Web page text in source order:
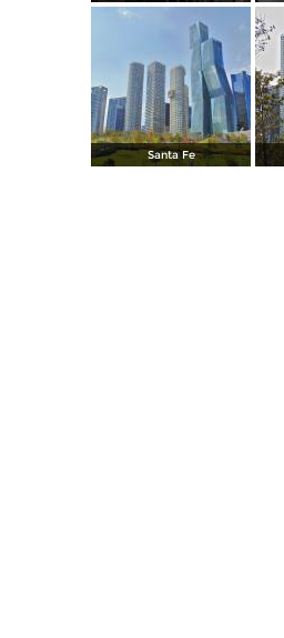
Santa Fe